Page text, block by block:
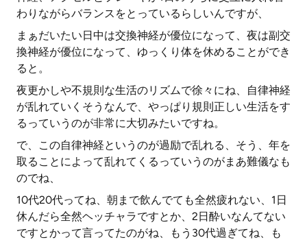
わりながらバランスをとっているらしいんですが、
まぁだいたい日中は交換神経が優位になって、夜は副交
換神経が優位になって、ゆっくり体を休めることができ
ると。
夜更かしや不規則な生活のリズムで徐々にね、自律神経
が乱れていくそうなんで、やっぱり規則正しい生活をす
るっていうのが非常に大切みたいですね。
で、この自律神経というのが過励で乱れる、そう、年を
取ることによって乱れてくるっていうのがまあ難儀なも
のでね、
10代20代ってね、朝まで飲んでても全然疲れない、1日
休んだら全然ヘッチャラですとか、2日酔いなんてない
ですとかって言ってたのがね、もう30代過ぎてね、も